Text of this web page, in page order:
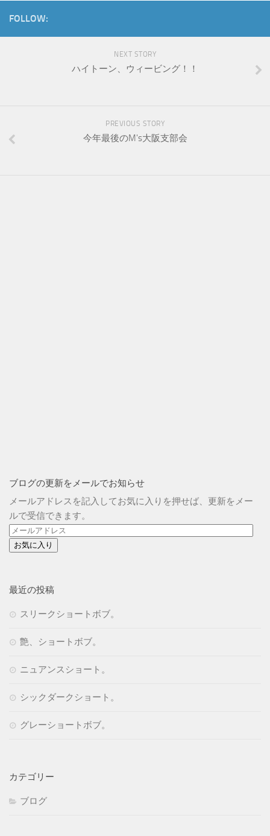
FOLLOW:
NEXT STORY
ハイトーン、ウィービング！！
PREVIOUS STORY
今年最後のM's大阪支部会
ブログの更新をメールでお知らせ
メールアドレスを記入してお気に入りを押せば、更新をメー
ルで受信できます。
メ
ー
ド
ス
最近の投稿
スリークショートボブ。
艶、ショートボブ。
ニュアンスショート。
シックダークショート。
グレーショートボブ。
カテゴリー
ブログ